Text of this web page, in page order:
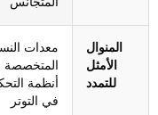
المنوال
الأمثل
للتمدد
معدات النسيج
المتخصصة مع
أنظمة التحكم
في التوتر